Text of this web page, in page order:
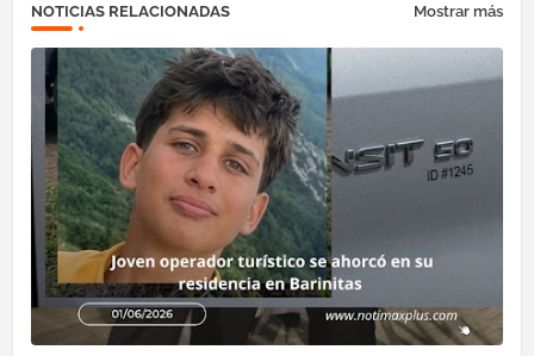
NOTICIAS RELACIONADAS Mostrar más